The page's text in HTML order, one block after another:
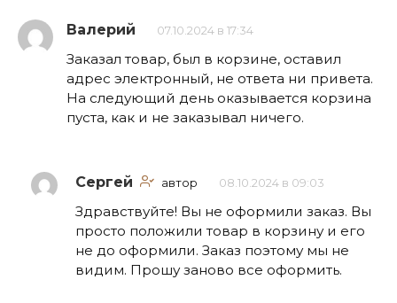
Валерий 07.10.2024 в 17:34
Заказал товар, был в корзине, оставил
адрес электронный, не ответа ни привета.
На следующий день оказывается корзина
пуста, как и не заказывал ничего.
Сергей автор 08.10.2024 в 09:03
Здравствуйте! Вы не оформили заказ. Вы
просто положили товар в корзину и его
не до оформили. Заказ поэтому мы не
видим. Прошу заново все оформить.